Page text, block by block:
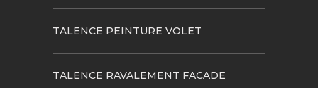
TALENCE PEINTURE VOLET
TALENCE RAVALEMENT FACADE